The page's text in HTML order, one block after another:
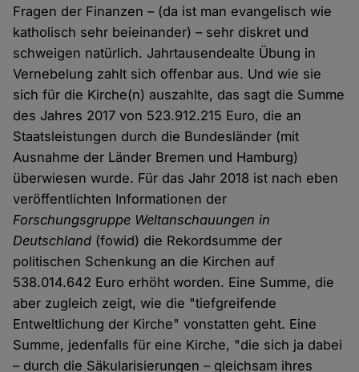
Fragen der Finanzen – (da ist man evangelisch wie
katholisch sehr beieinander) – sehr diskret und
schweigen natürlich. Jahrtausendealte Übung in
Vernebelung zahlt sich offenbar aus. Und wie sie
sich für die Kirche(n) auszahlte, das sagt die Summe
des Jahres 2017 von 523.912.215 Euro, die an
Staatsleistungen durch die Bundesländer (mit
Ausnahme der Länder Bremen und Hamburg)
überwiesen wurde. Für das Jahr 2018 ist nach eben
veröffentlichten Informationen der
Forschungsgruppe Weltanschauungen in
Deutschland (fowid) die Rekordsumme der
politischen Schenkung an die Kirchen auf
538.014.642 Euro erhöht worden. Eine Summe, die
aber zugleich zeigt, wie die "tiefgreifende
Entweltlichung der Kirche" vonstatten geht. Eine
Summe, jedenfalls für eine Kirche, "die sich ja dabei
– durch die Säkularisierungen – gleichsam ihres